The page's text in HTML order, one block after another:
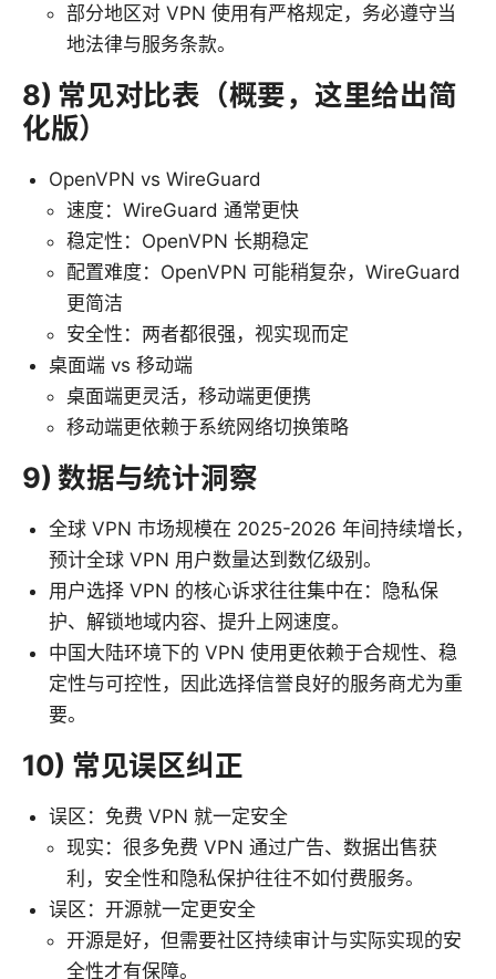
部分地区对 VPN 使用有严格规定，务必遵守当
地法律与服务条款。
8) 常见对比表（概要，这里给出简
化版）
OpenVPN vs WireGuard
速度：WireGuard 通常更快
稳定性：OpenVPN 长期稳定
配置难度：OpenVPN 可能稍复杂，WireGuard
更简洁
安全性：两者都很强，视实现而定
桌面端 vs 移动端
桌面端更灵活，移动端更便携
移动端更依赖于系统网络切换策略
9) 数据与统计洞察
全球 VPN 市场规模在 2025-2026 年间持续增长，
预计全球 VPN 用户数量达到数亿级别。
用户选择 VPN 的核心诉求往往集中在：隐私保
护、解锁地域内容、提升上网速度。
中国大陆环境下的 VPN 使用更依赖于合规性、稳
定性与可控性，因此选择信誉良好的服务商尤为重
要。
10) 常见误区纠正
误区：免费 VPN 就一定安全
现实：很多免费 VPN 通过广告、数据出售获
利，安全性和隐私保护往往不如付费服务。
误区：开源就一定更安全
开源是好，但需要社区持续审计与实际实现的安
全性才有保障。